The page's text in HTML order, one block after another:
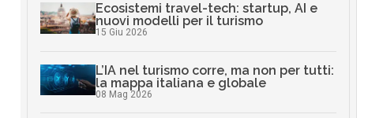
Ecosistemi travel-tech: startup, AI e
nuovi modelli per il turismo
15 Giu 2026
L’IA nel turismo corre, ma non per tutti:
la mappa italiana e globale
08 Mag 2026